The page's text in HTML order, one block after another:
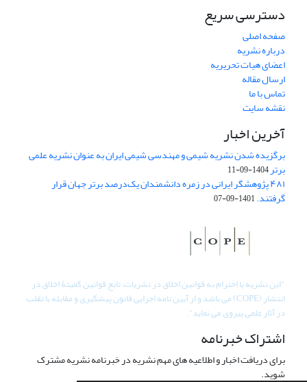
دسترسی سریع
صفحه اصلی
درباره نشریه
اعضای هیات تحریریه
ارسال مقاله
تماس با ما
نقشه سایت
آخرین اخبار
برگزیده شدن نشریه شیمی و مهندسی شیمی ایران به عنوان نشریه علمی
برتر1404-09-11
۴۸۱ پژوهشگر ایرانی در زمره دانشمندان یک‌درصد برتر جهان قرار
گرفتند.1401-09-07
"این نشریه با احترام به قوانین اخلاق در نشریات، تابع قوانین کمیتۀ اخلاق در
انتشار (COPE) می باشد و از آیین نامه اجرایی قانون پیشگیری و مقابله با تقلب
در آثار علمی پیروی می نماید".
اشتراک خبرنامه
برای دریافت اخبار و اطلاعیه های مهم نشریه در خبرنامه نشریه مشترک
شوید.